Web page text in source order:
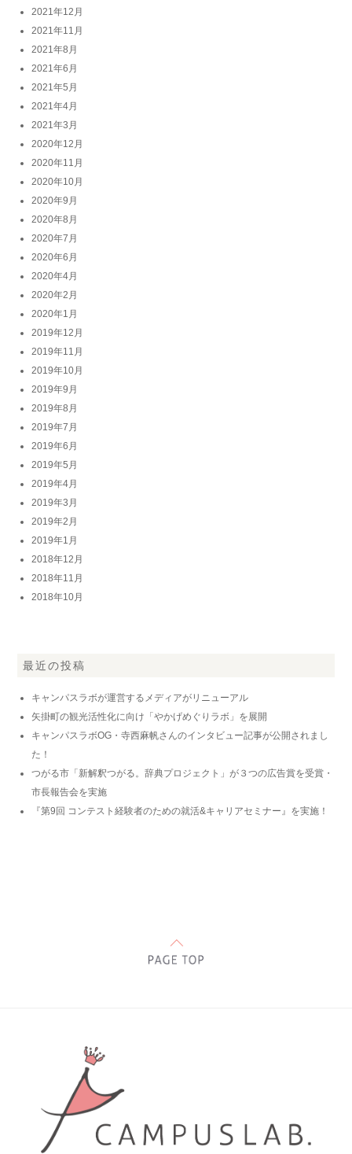
2021年12月
2021年11月
2021年8月
2021年6月
2021年5月
2021年4月
2021年3月
2020年12月
2020年11月
2020年10月
2020年9月
2020年8月
2020年7月
2020年6月
2020年4月
2020年2月
2020年1月
2019年12月
2019年11月
2019年10月
2019年9月
2019年8月
2019年7月
2019年6月
2019年5月
2019年4月
2019年3月
2019年2月
2019年1月
2018年12月
2018年11月
2018年10月
最近の投稿
キャンパスラボが運営するメディアがリニューアル
矢掛町の観光活性化に向け「やかげめぐりラボ」を展開
キャンパスラボOG・寺西麻帆さんのインタビュー記事が公開されまし
た！
つがる市「新解釈つがる。辞典プロジェクト」が３つの広告賞を受賞・
市長報告会を実施
『第9回 コンテスト経験者のための就活&キャリアセミナー』を実施！